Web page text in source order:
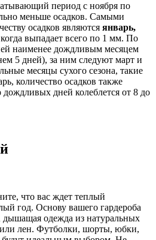
период с ноября по
меньше осадков. Самыми
осадков являются январь,
выпадает всего по 1 мм. По
наименее дождливым месяцем
5 дней), за ним следуют март и
месяцы сухого сезона, такие
количество осадков также
дней колеблется от 8 до
что вас ждет теплый
год. Основу вашего гардероба
дышащая одежда из натуральных
или лен. Футболки, шорты, юбки,